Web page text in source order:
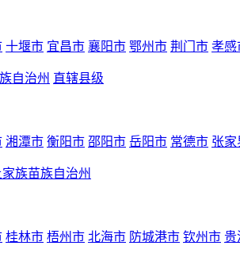
十堰市 宜昌市 襄阳市 鄂州市 荆门市 孝感
自治州 直辖县级
湘潭市 衡阳市 邵阳市 岳阳市 常德市 张家
族苗族自治州
桂林市 梧州市 北海市 防城港市 钦州市 贵